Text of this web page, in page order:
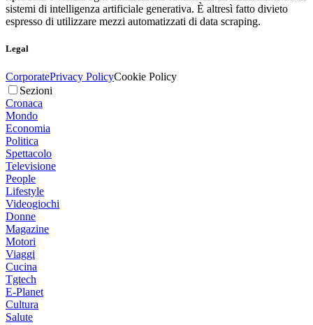
sistemi di intelligenza artificiale generativa. È altresì fatto divieto
espresso di utilizzare mezzi automatizzati di data scraping.
Legal
CorporatePrivacy PolicyCookie Policy
Sezioni
Cronaca
Mondo
Economia
Politica
Spettacolo
Televisione
People
Lifestyle
Videogiochi
Donne
Magazine
Motori
Viaggi
Cucina
Tgtech
E-Planet
Cultura
Salute